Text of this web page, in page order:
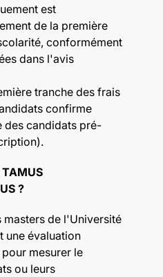
est
de la première
conformément
dans l'avis
tranche des frais
confirme
des candidats pré-
?
masters de l'Université
une évaluation
mesurer le
ou leurs